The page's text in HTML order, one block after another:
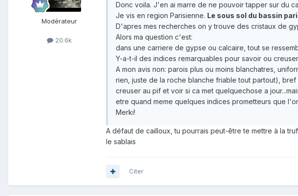
Modérateur
20.6k
Donc voila. J'en ai marre de ne pouvoir tapper sur du
Je vis en region Parisienne. Le sous sol du bassin
D'apres mes recherches on y trouve des cristaux de
Alors ma question c'est:
dans une carriere de gypse ou calcaire, tout se
Y-a-t-il des indices remarquables pour savoir ou
A mon avis non: parois plus ou moins blanchatres,
rien, juste de la roche blanche friable tout partout),
creuser au pif et voir si ca met quelquechose a
etre quand meme quelques indices prometteurs que
Merki!
A défaut de cailloux, tu pourrais peut-être te mettre à la
le sablais
Citer